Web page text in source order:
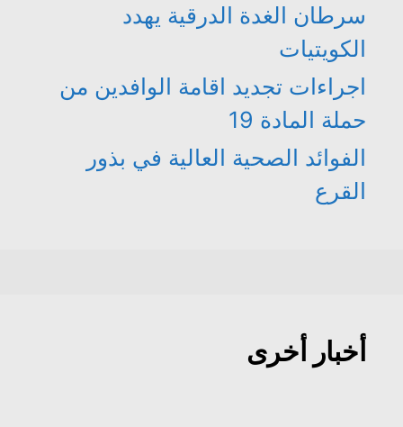
سرطان الغدة الدرقية يهدد
الكويتيات
اجراءات تجديد اقامة الوافدين من
حملة المادة 19
الفوائد الصحية العالية في بذور
القرع
أخبار أخرى